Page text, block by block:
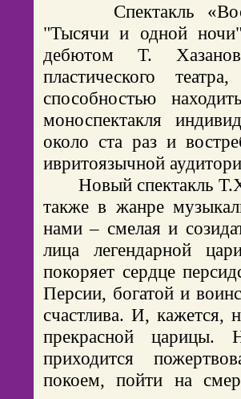
Спектакль
"Тысячи и одной
дебютом Т.
пластического
способностью
моноспектакля
около ста раз и
ивритоязычной
Новый спектакль
также в жанре
нами – смелая и
лица легендарной
покоряет сердце
Персии, богатой и
счастлива. И, кажется,
прекрасной
приходится
покоем, пойти на